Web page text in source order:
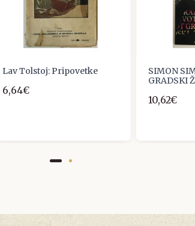
Lav Tolstoj: Pripovetke
6,64€
SIMON
GRADSKI
10,62€